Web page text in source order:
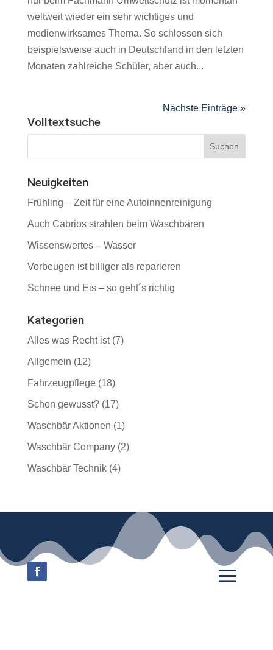
weltweit wieder ein sehr wichtiges und
medienwirksames Thema. So schlossen sich
beispielsweise auch in Deutschland in den letzten
Monaten zahlreiche Schüler, aber auch...
Nächste Einträge »
Volltextsuche
Neuigkeiten
Frühling – Zeit für eine Autoinnenreinigung
Auch Cabrios strahlen beim Waschbären
Wissenswertes – Wasser
Vorbeugen ist billiger als reparieren
Schnee und Eis – so geht´s richtig
Kategorien
Alles was Recht ist(7)
Allgemein (12)
Fahrzeugpflege(18)
Schon gewusst?(17)
Waschbär Aktionen (1)
Waschbär Company(2)
Waschbär Technik(4)